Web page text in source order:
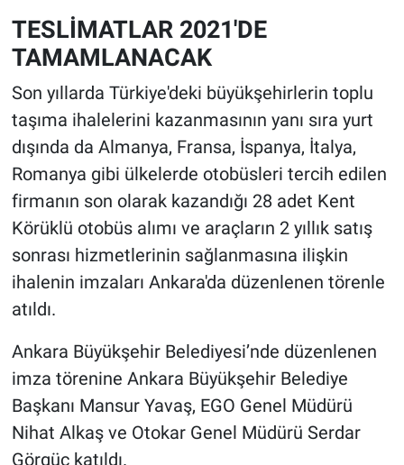
TESLİMATLAR 2021'DE
TAMAMLANACAK
Son yıllarda Türkiye'deki büyükşehirlerin toplu
taşıma ihalelerini kazanmasının yanı sıra yurt
dışında da Almanya, Fransa, İspanya, İtalya,
Romanya gibi ülkelerde otobüsleri tercih edilen
firmanın son olarak kazandığı 28 adet Kent
Körüklü otobüs alımı ve araçların 2 yıllık satış
sonrası hizmetlerinin sağlanmasına ilişkin
ihalenin imzaları Ankara'da düzenlenen törenle
atıldı.
Ankara Büyükşehir Belediyesi’nde düzenlenen
imza törenine Ankara Büyükşehir Belediye
Başkanı Mansur Yavaş, EGO Genel Müdürü
Nihat Alkaş ve Otokar Genel Müdürü Serdar
Görgüç katıldı.